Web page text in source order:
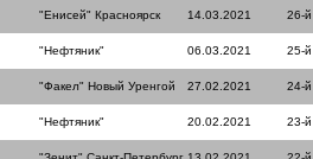
"Енисей" Красноярск 14.03.2021 26-й
"Нефтяник" 06.03.2021 25-й
"Факел" Новый Уренгой 27.02.2021 24-й
"Нефтяник" 20.02.2021 23-й